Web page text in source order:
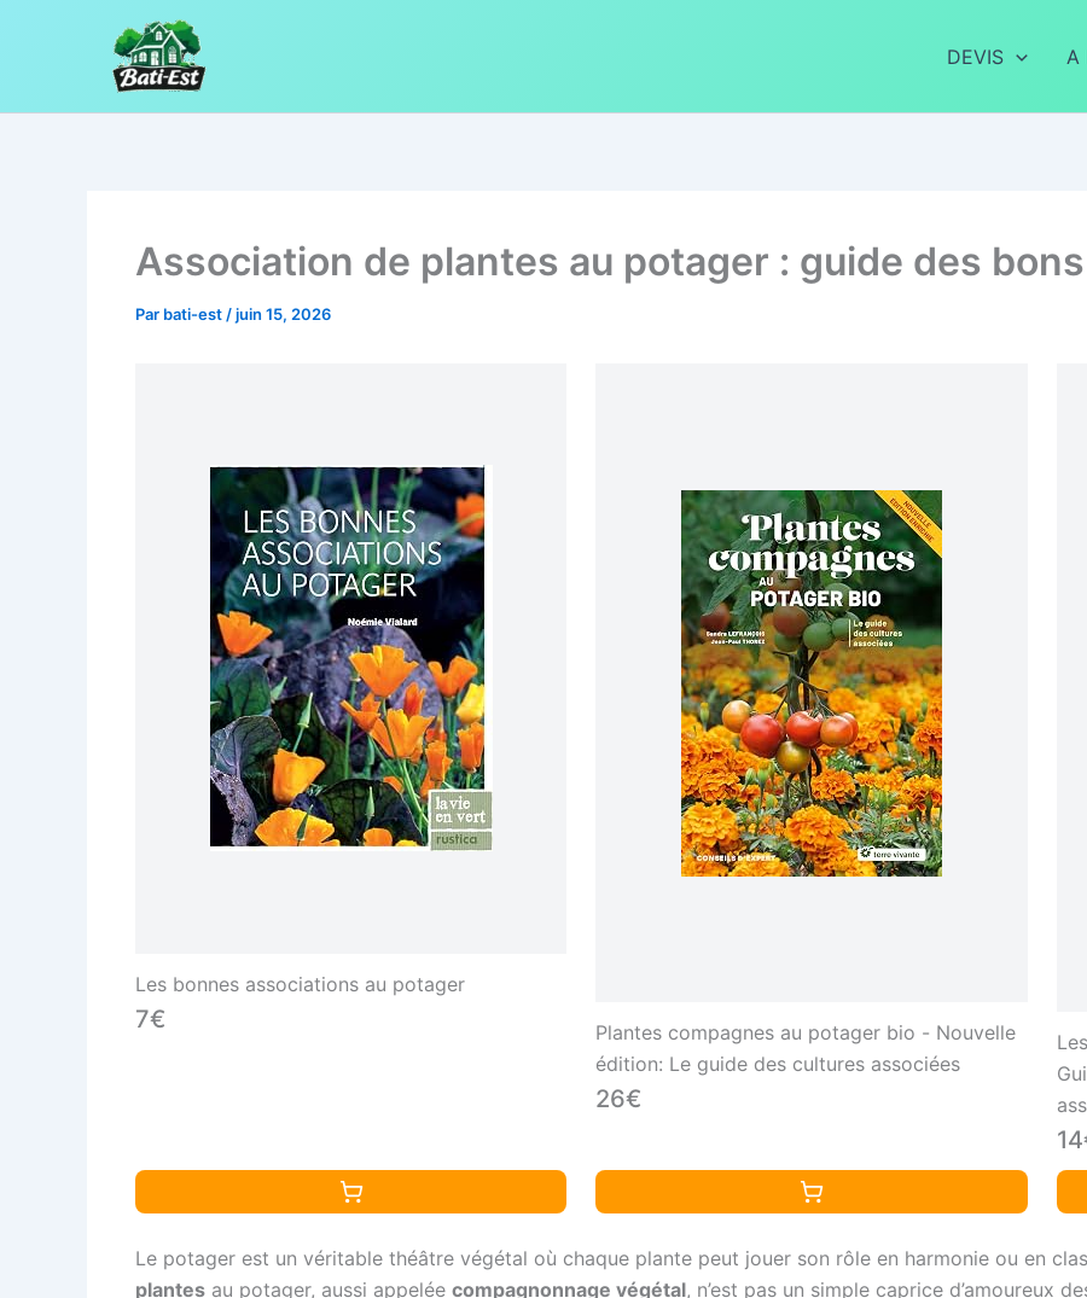
DEVIS A
Association de plantes au potager : guide des
Par bati-est /juin 15, 2026
Les bonnes associations au potager
7€
Plantes compagnes au potager bio - Nouvelle
édition: Le guide des cultures associées
26€
Le potager est un véritable théâtre végétal où chaque plante peut jouer son rôle en harmonie ou en
plantes au potager, aussi appelée compagnonnage végétal, n’est pas un simple caprice d’amoureux